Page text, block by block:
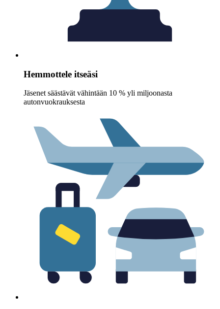
Hemmottele itseäsi
Jäsenet säästävät vähintään 10 % yli miljoonasta
autonvuokrauksesta